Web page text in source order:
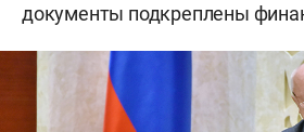
документы подкреплены